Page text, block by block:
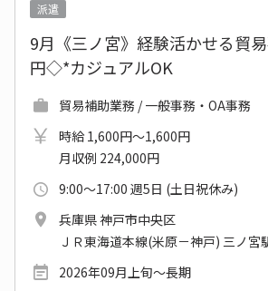
派遣
9月《三ノ宮》経験活かせる貿
円◇*カジュアルOK
貿易補助業務 / 一般事務・OA事務
時給 1,600円～1,600円
月収例 224,000円
9:00～17:00 週5日 (土日祝休み)
兵庫県 神戸市中央区
ＪＲ東海道本線(米原－神戸) 三ノ宮
2026年09月上旬～長期